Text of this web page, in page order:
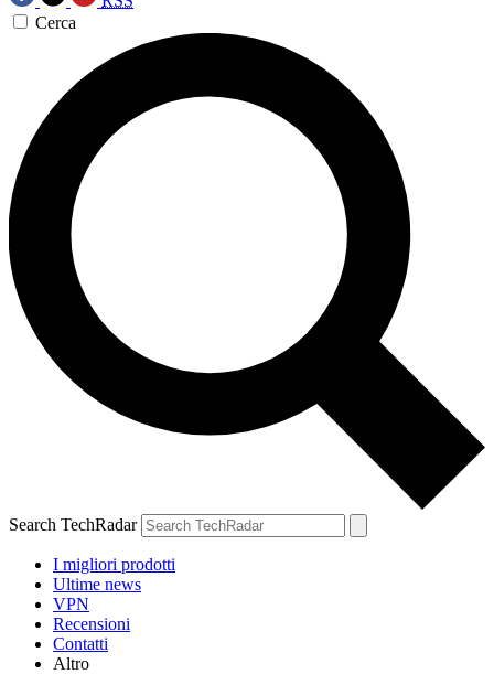
Cerca
Search TechRadar
I migliori prodotti
Ultime news
VPN
Recensioni
Contatti
Altro